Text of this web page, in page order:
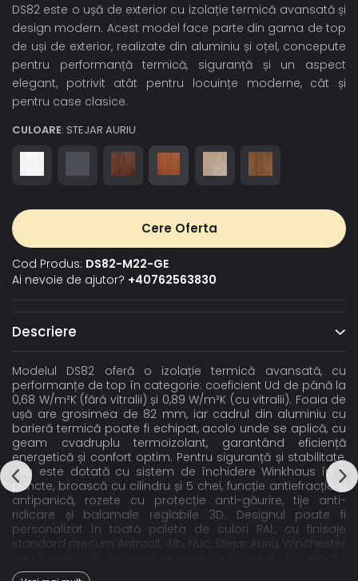
DS82 este o ușă de exterior cu izolație termică avansată și
design modern. Acest model face parte din gama de top
de uși de exterior, realizate din aluminiu și oțel, concepute
pentru performanță termică, siguranță și un aspect
elegant, potrivit atât pentru locuințe moderne, cât și
pentru case clasice.
CULOARE: STEJAR AURIU
Cere Oferta
Cod Produs: DS82-M22-GE
Ai nevoie de ajutor? +40762563830
Descriere
Modelul DS82 oferă o izolație termică avansată, cu
performanțe de top în categorie: coeficient Ud de până la
0,68 W/m²K (fără vitralii) și 0,89 W/m²K (cu vitralii). Foaia de
ușă are grosimea de 82 mm, iar cadrul din aluminiu cu
barieră termică poate fi echipat, acolo unde se aplică, cu
geam cvadruplu termoizolant, garantând eficiență
energetică și confort optim. Pentru siguranță și stabilitate,
ușa este dotată cu sistem de închidere Winkhaus în 5
puncte, broască cu cilindru și 5 chei, funcție antiefracție și
antipanică, rozete cu protecție anti-găurire, tije anti-
ridicare și balamale reglabile 3D. Designul poate fi
personalizat în toată paleta de culori RAL, cu finisaje
standard precum Antracit, Alb, Nuc, Stejar Auriu, Winchester
sau gri grafit, oferind un plus de rafinament. Pragul din